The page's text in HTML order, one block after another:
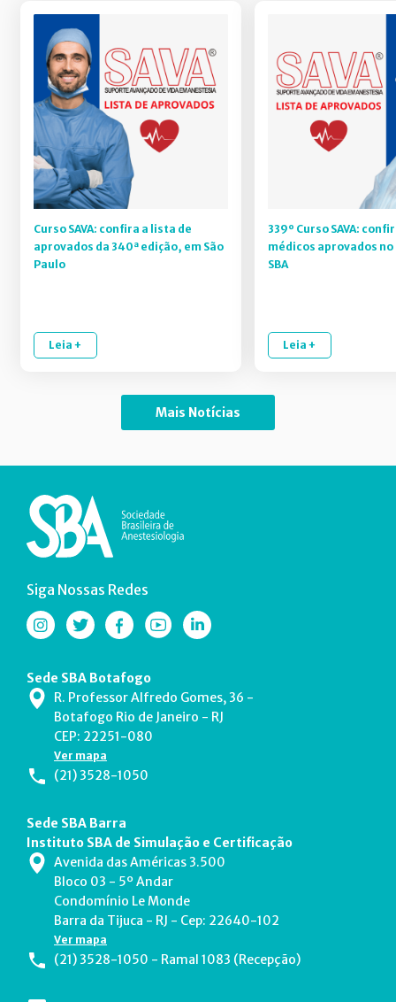
Curso SAVA: confira a lista de
aprovados da 340ª edição, em São
Paulo
Leia +
339º Curso SAVA:
médicos aprovados
SBA
Leia +
Mais Notícias
Siga Nossas Redes
Sede SBA Botafogo
R. Professor Alfredo Gomes, 36 -
Botafogo Rio de Janeiro - RJ
CEP: 22251-080
Ver mapa
(21) 3528-1050
Sede SBA Barra
Instituto SBA de Simulação e Certificação
Avenida das Américas 3.500
Bloco 03 - 5º Andar
Condomínio Le Monde
Barra da Tijuca - RJ - Cep: 22640-102
Ver mapa
(21) 3528-1050 - Ramal 1083 (Recepção)